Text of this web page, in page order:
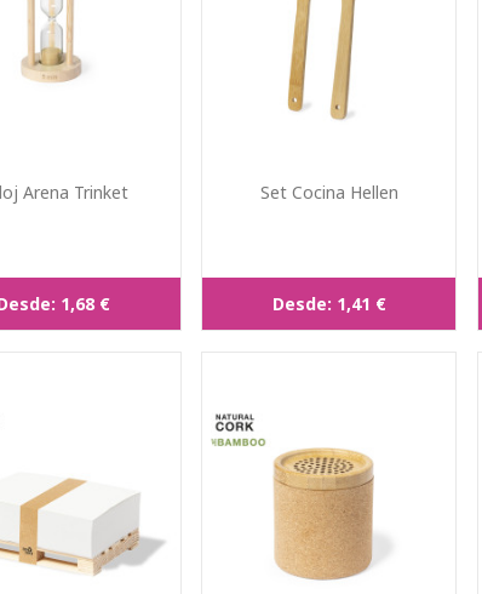
Arena Trinket
1,68 €
Set Cocina Hellen
Desde: 1,41 €